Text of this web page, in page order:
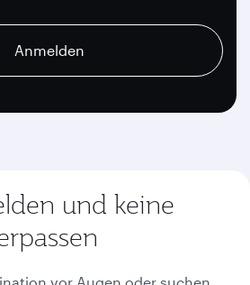
Anmelden
und keine